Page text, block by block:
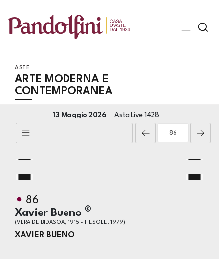
ASTE
ARTE MODERNA E
CONTEMPORANEA
13 Maggio 2026 Asta Live 1428
86
Xavier Bueno ©
(VERA DE BIDASOA, 1915 - FIESOLE, 1979)
XAVIER BUENO